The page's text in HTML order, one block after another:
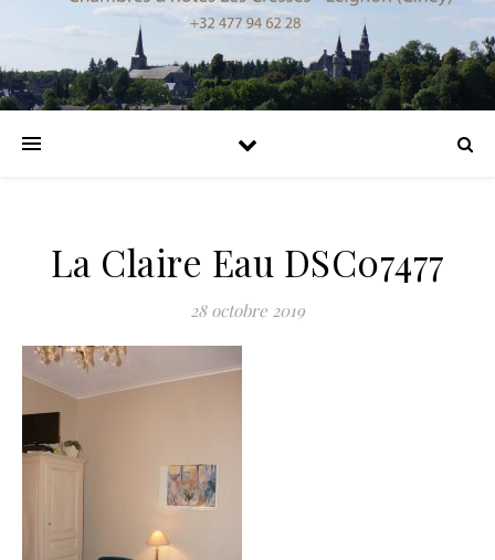
La Claire Eau DSC07477
28 octobre 2019